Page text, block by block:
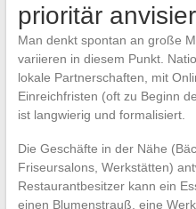
prioritär
Man denkt spontan an große
variieren in diesem Punkt.
lokale Partnerschaften, mit
Einreichfristen (oft zu Beginn
ist langwierig und formalisiert.
Die Geschäfte in der Nähe
Friseursalons, Werkstätten)
Restaurantbesitzer kann ein
einen Blumenstrauß, eine